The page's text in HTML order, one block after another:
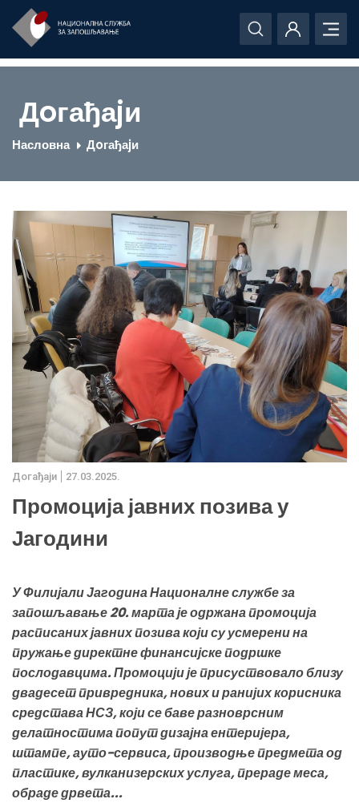
Дoгађаjи
Насловна Дoгађаjи
Дoгађаjи 27.03.2025.
Промоција јавних позива у
Јагодини
У Филијали Јагодина Националне службе за
запошљавање 20. марта је одржана промоција
расписаних јавних позива који су усмерени на
пружање директне финансијске подршке
послодавцима. Промоцији је присуствовало близу
двадесет привредника, нових и ранијих корисника
средстава НСЗ, који се баве разноврсним
делатностима попут дизајна ентеријера,
штампе, ауто-сервиса, производње предмета од
пластике, вулканизерских услуга, прераде меса,
обраде дрвета...